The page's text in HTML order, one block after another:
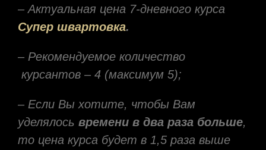
– Актуальная цена 7-дневного курса
Супер швартовка.
– Рекомендуемое количество
курсантов – 4 (максимум 5);
– Если Вы хотите, чтобы Вам
уделялось времени в два раза больше,
то цена курса будет в 1,5 раза выше